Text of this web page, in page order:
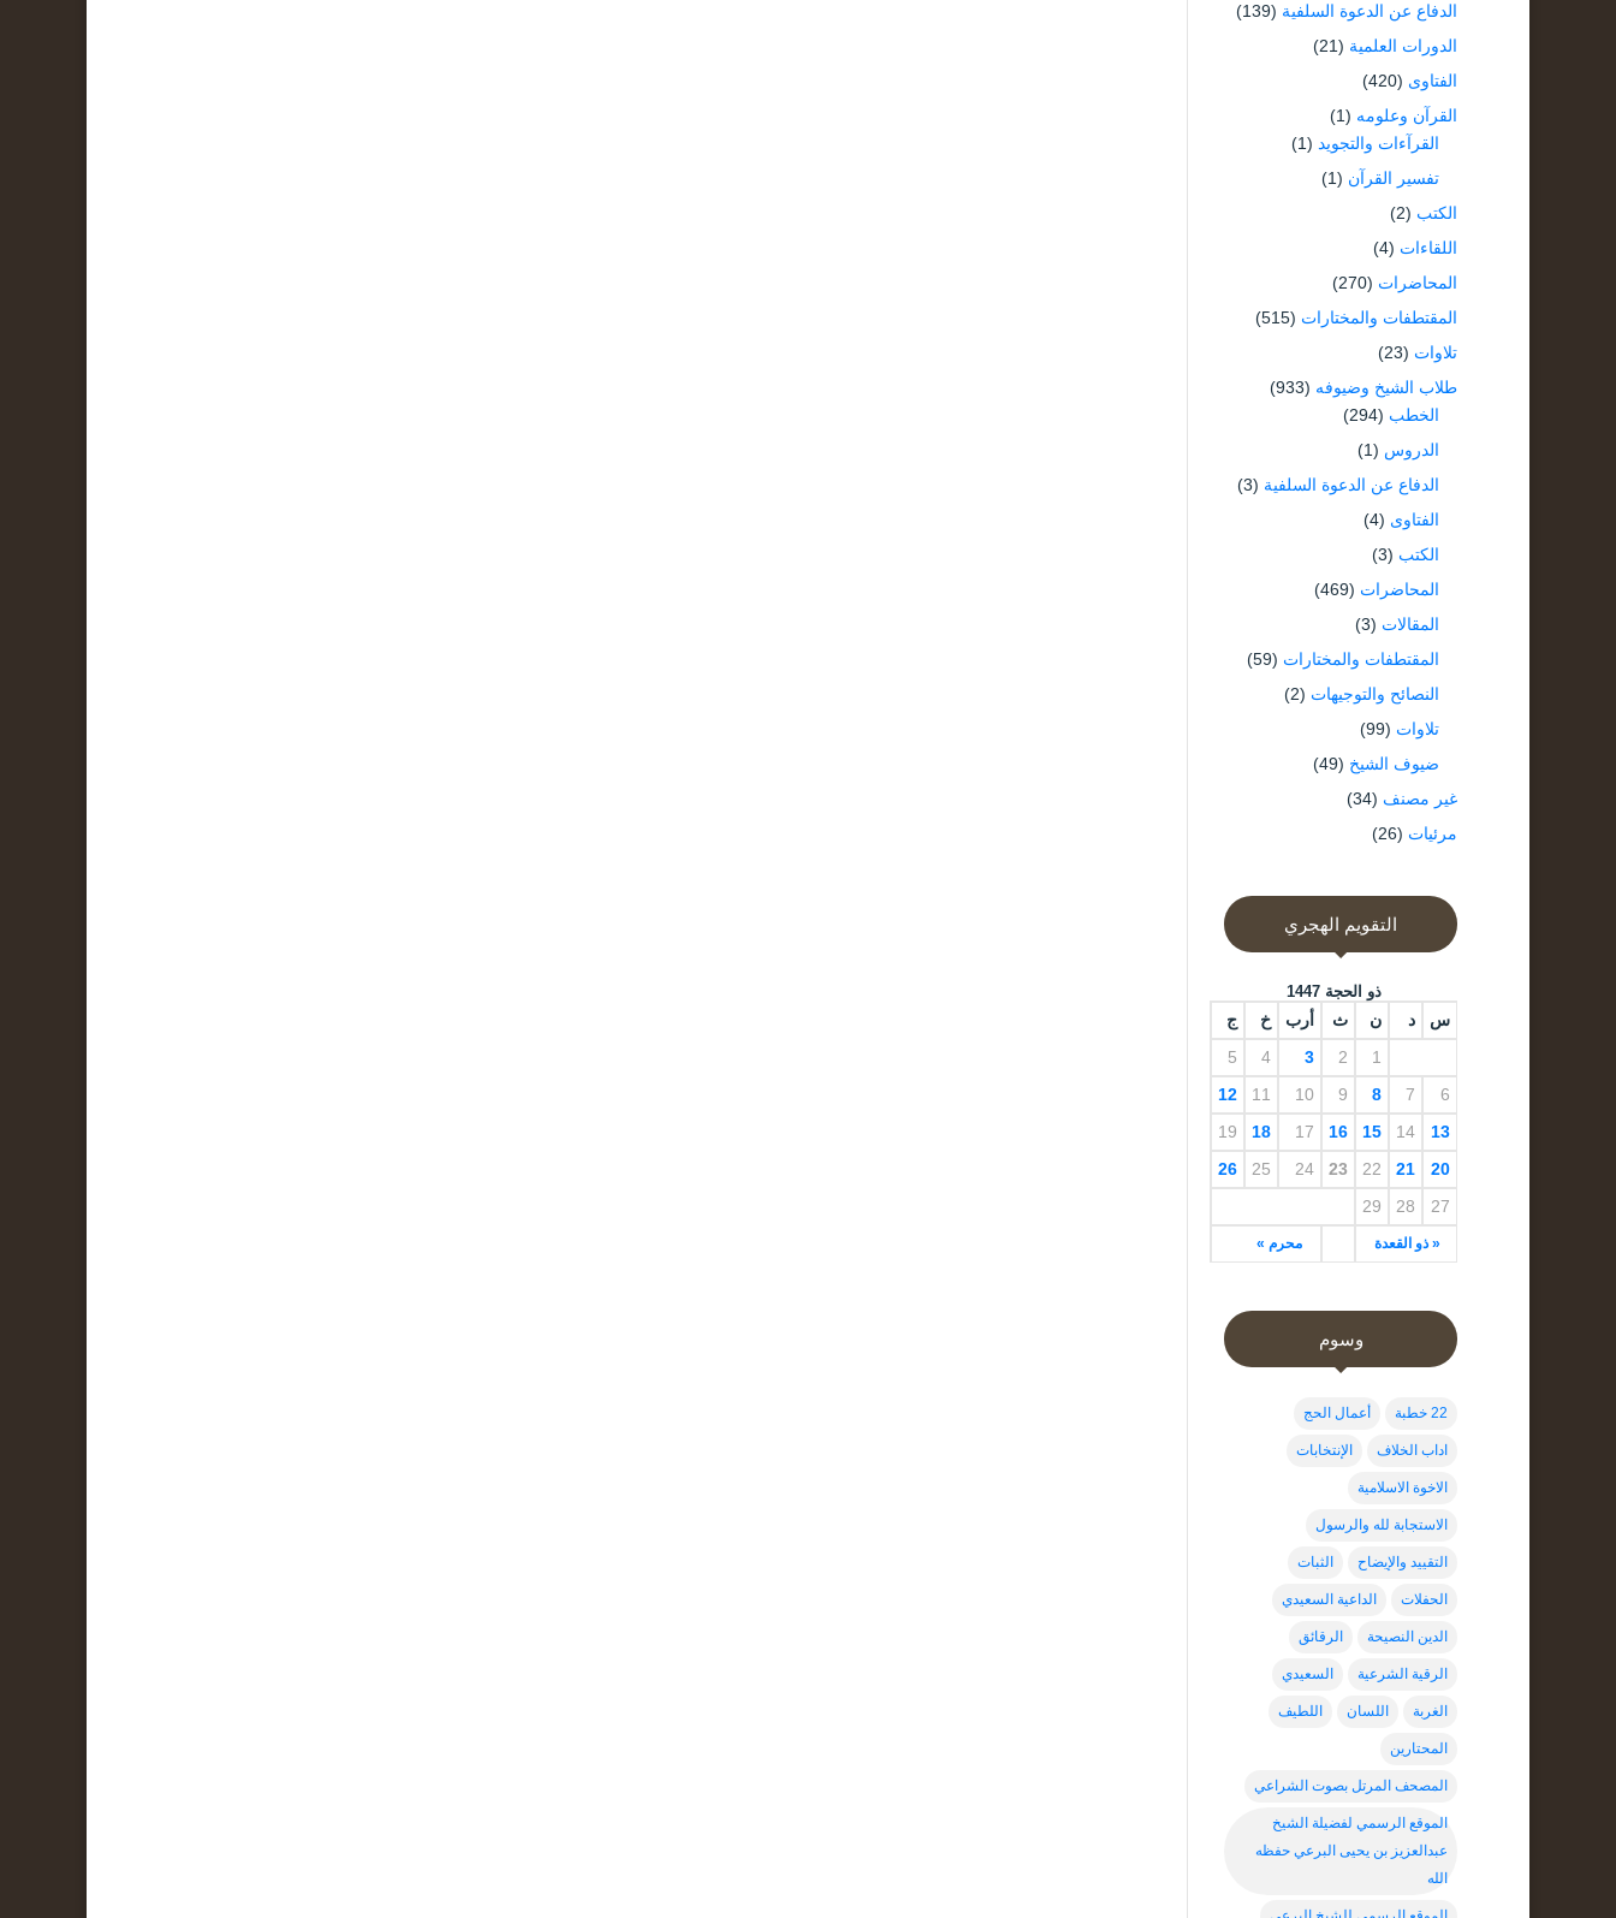
الدفاع عن الدعوة السلفية (139)
الدورات العلمية (21)
الفتاوى (420)
القرآن وعلومه (1)
القرآءات والتجويد (1)
تفسير القرآن (1)
الكتب (2)
اللقاءات (4)
المحاضرات (270)
المقتطفات والمختارات (515)
تلاوات (23)
طلاب الشيخ وضيوفه (933)
الخطب (294)
الدروس (1)
الدفاع عن الدعوة السلفية (3)
الفتاوى (4)
الكتب (3)
المحاضرات (469)
المقالات (3)
المقتطفات والمختارات (59)
النصائح والتوجيهات (2)
تلاوات (99)
ضيوف الشيخ (49)
غير مصنف (34)
مرئيات (26)
التقويم الهجري
ذو الحجة 1447
س د ن ث أرب خ ج
« ذو القعدة محرم »
1
2
3
4
5
6
7
8
9
10
11
12
13
14
15
16
17
18
19
20
21
22
23
24
25
26
27
28
29
وسوم
22 خطبة أعمال الحج
اداب الخلاف الإنتخابات
الاخوة الاسلامية
الاستجابة لله والرسول
التقييد والإيضاح الثبات
الحفلات الداعية السعيدي
الدين النصيحة الرقائق
الرقية الشرعية السعيدي
الغربة اللسان اللطيف
المحتارين
المصحف المرتل بصوت الشراعي
الموقع الرسمي لفضيلة الشيخ
عبدالعزيز بن يحيى البرعي حفظه
الله